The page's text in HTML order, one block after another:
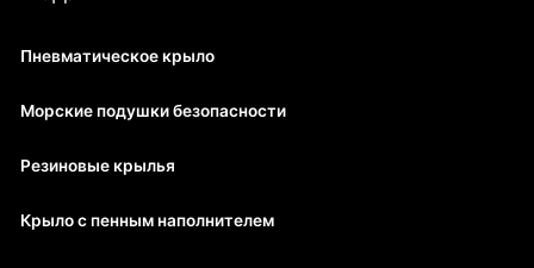
Пневматическое крыло
Морские подушки безопасности
Резиновые крылья
Крыло с пенным наполнителем